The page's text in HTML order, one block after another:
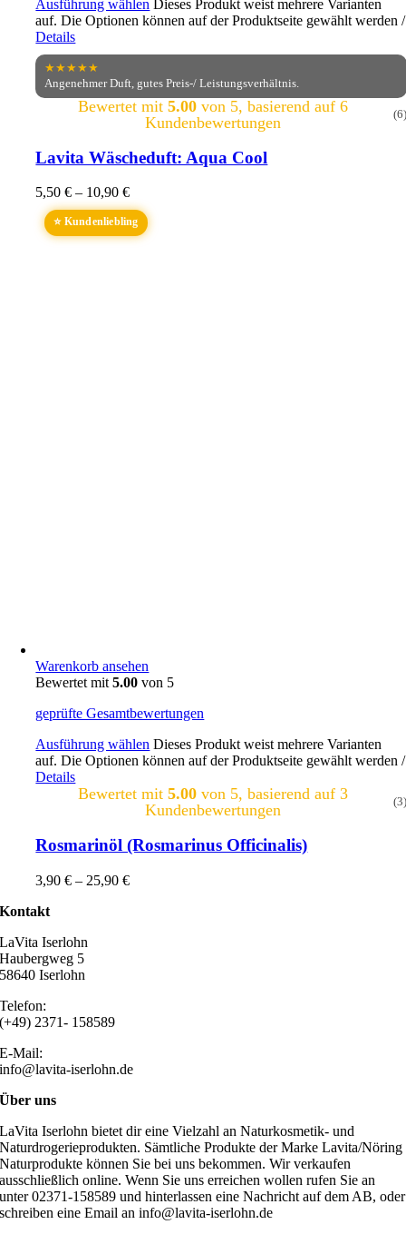
Ausführung wählen
Dieses Produkt weist mehrere Varianten
auf. Die Optionen können auf der Produktseite gewählt werden/
Details
★★★★★
Angenehmer Duft, gutes Preis-/ Leistungsverhältnis.
Bewertet mit 5.00von 5, basierend auf 6
Kundenbewertungen
(6)
Lavita Wäscheduft: Aqua Cool
5,50€ – 10,90€
⭐ Kundenliebling
Warenkorb ansehen
Bewertet mit5.00 von 5
geprüfte Gesamtbewertungen
Ausführung wählen Dieses Produkt weist mehrere Varianten
auf. Die Optionen können auf der Produktseite gewählt werden/
Details
Bewertet mit 5.00von 5, basierend auf 3
Kundenbewertungen
(3)
Rosmarinöl (Rosmarinus Officinalis)
3,90€ – 25,90€
Kontakt
LaVita Iserlohn
Haubergweg 5
58640 Iserlohn
Telefon:
(+49) 2371- 158589
E-Mail:
info@lavita-iserlohn.de
Über uns
LaVita Iserlohn bietet dir eine Vielzahl an Naturkosmetik- und
Naturdrogerieprodukten. Sämtliche Produkte der Marke Lavita/Nöring
Naturprodukte können Sie bei uns bekommen. Wir verkaufen
ausschließlich online. Wenn Sie uns erreichen wollen rufen Sie an
unter 02371-158589 und hinterlassen eine Nachricht auf dem AB, oder
schreiben eine Email an info@lavita-iserlohn.de